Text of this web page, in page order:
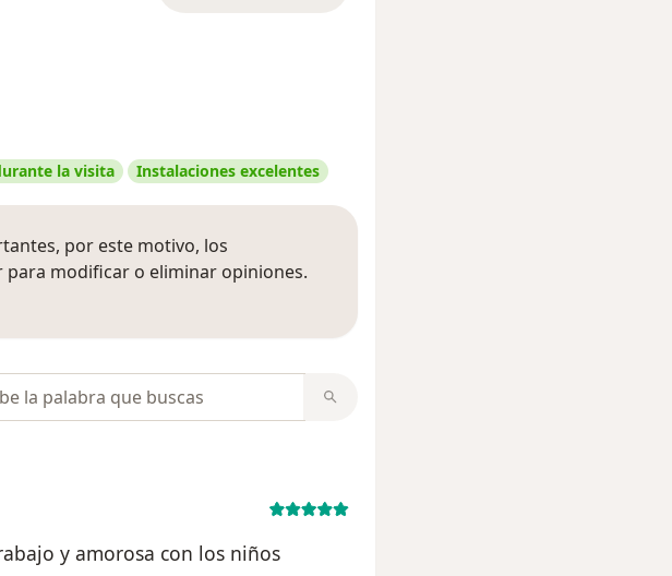
la visita Instalaciones excelentes
por este motivo, los
para modificar o eliminar opiniones.
opiniones
y amorosa con los niños